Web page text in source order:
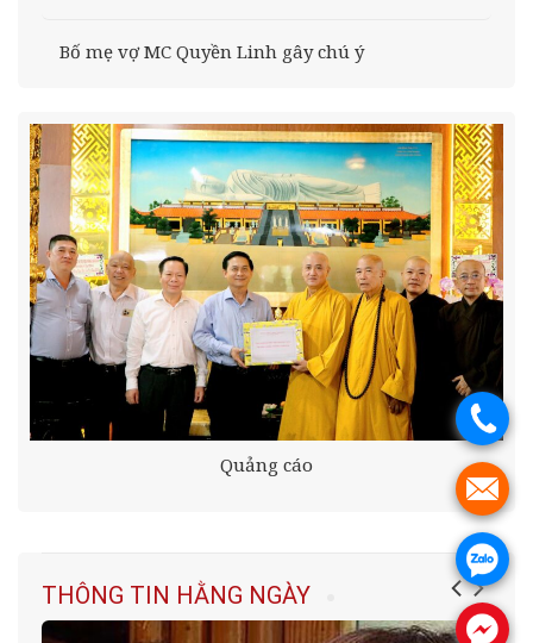
Bố mẹ vợ MC Quyền Linh gây chú ý
Quảng cáo
THÔNG TIN HẰNG NGÀY
.
.
.
.